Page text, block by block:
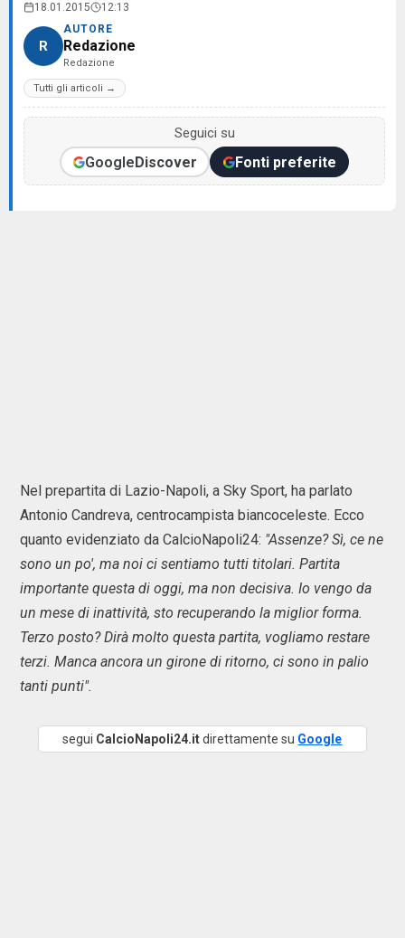
18.01.2015 12:13
R
AUTORE
Redazione
Redazione
Tutti gli articoli →
Seguici su
GoogleDiscover Fonti preferite
Nel prepartita di Lazio-Napoli, a Sky Sport, ha parlato
Antonio Candreva, centrocampista biancoceleste. Ecco
quanto evidenziato da CalcioNapoli24: "Assenze? Sì, ce ne
sono un po', ma noi ci sentiamo tutti titolari. Partita
importante questa di oggi, ma non decisiva. Io vengo da
un mese di inattività, sto recuperando la miglior forma.
Terzo posto? Dirà molto questa partita, vogliamo restare
terzi. Manca ancora un girone di ritorno, ci sono in palio
tanti punti".
segui CalcioNapoli24.itdirettamente su Google